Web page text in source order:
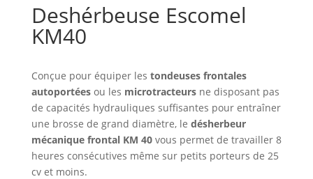
Deshérbeuse Escomel
KM40
Conçue pour équiper les tondeuses frontales
autoportéesou les microtracteursne disposant pas
de capacités hydrauliques suffisantes pour entraîner
une brosse de grand diamètre, le désherbeur
mécanique frontal KM 40vous permet de travailler 8
heures consécutives même sur petits porteurs de 25
cv et moins.